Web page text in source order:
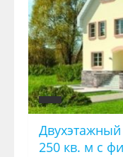
250 кв. м с